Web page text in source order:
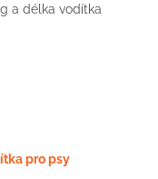
a délka vodítka
pro psy